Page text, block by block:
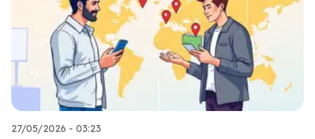
27/05/2026 - 03:23